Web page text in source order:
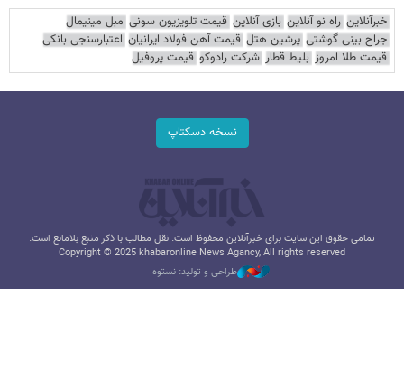
خبرآنلاین راه نو آنلاین بازی آنلاین قیمت تلویزیون سونی مبل مینیمال
جراح بینی گوشتی پرشین هتل قیمت آهن فولاد ایرانیان اعتبارسنجی بانکی
قیمت طلا امروز بلیط قطار شرکت رادوکو قیمت پروفیل
نسخه دسکتاپ
تمامی حقوق این سایت برای خبرآنلاین محفوظ است. نقل مطالب با ذکر منبع بلامانع است.
Copyright © 2025 khabaronline News Agancy, All rights reserved
طراحی و تولید: نستوه